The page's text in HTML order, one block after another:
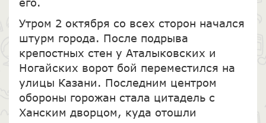
Утром 2 октября со всех сторон начался
штурм города. После подрыва
крепостных стен у Аталыковских и
Ногайских ворот бой переместился на
улицы Казани. Последним центром
обороны горожан стала цитадель с
Ханским дворцом, куда отошли